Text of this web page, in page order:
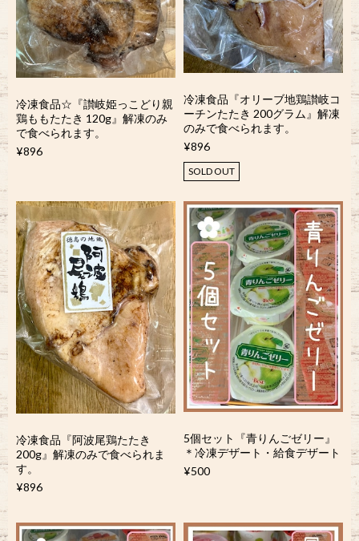
冷凍食品☆『讃岐姫っこどり親
鶏ももたたき 120g』解凍のみ
で食べられます。
¥896
冷凍食品『オリーブ地鶏讃岐コ
ーチンたたき 200グラム』解凍
のみで食べられます。
¥896
SOLD OUT
冷凍食品『阿波尾鶏たたき
200g』解凍のみで食べられま
す。
¥896
5個セット『青りんごゼリー』
＊冷凍デザート・給食デザート
¥500